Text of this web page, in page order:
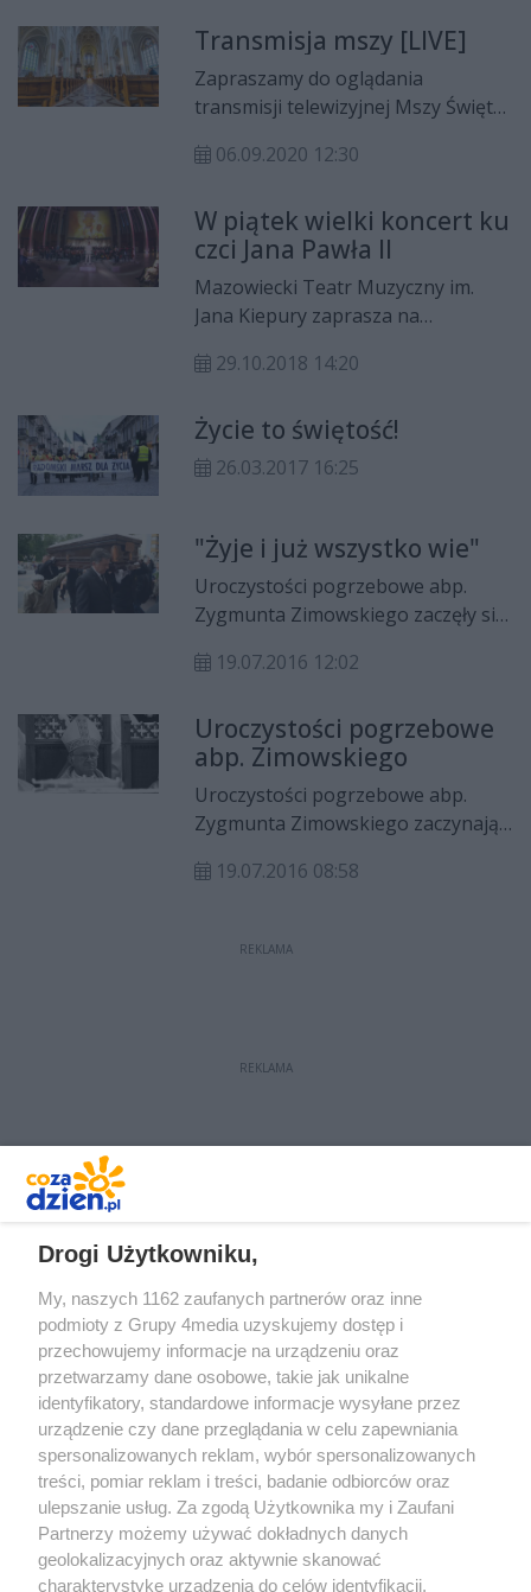
Transmisja mszy [LIVE]
Zapraszamy do oglądania
transmisji telewizyjnej Mszy Świętej
Maryi Panny w Radomiu. Początek
można oglądać w Telewizji Dami na
140 kanale w sieci kablowej Vectra
oraz w internecie na stronie
CoZaDzien.pl.
06.09.2020 12:30
W piątek wielki koncert ku
czci Jana Pawła II
Mazowiecki Teatr Muzyczny im.
Jana Kiepury zaprasza na
CałyM Twój”, skomponowanej
libretta Jerzego Binkowskiego.
Koncert odbędzie się w piątek, 2
Maryi Panny.
29.10.2018 14:20
Życie to świętość!
26.03.2017 16:25
"Żyje i już wszystko wie"
Uroczystości pogrzebowe abp.
Zygmunta Zimowskiego zaczęły się
mszą św. żałobną w radomskiej
19.07.2016 12:02
Uroczystości pogrzebowe
abp. Zimowskiego
Uroczystości pogrzebowe abp.
Zygmunta Zimowskiego zaczynają
katedrze. Pogrzeb jutro. Przed
19.07.2016 08:58
REKLAMA
REKLAMA
Redakcja Reklama Prywatność
Praca Łódź
the:protocol
Drogi Użytkowniku,
My, naszych 1162 zaufanych partnerów oraz inne
podmioty z Grupy 4media uzyskujemy dostęp i
przechowujemy informacje na urządzeniu oraz
przetwarzamy dane osobowe, takie jak unikalne
identyfikatory, standardowe informacje wysyłane przez
urządzenie czy dane przeglądania w celu zapewniania
spersonalizowanych reklam, wybór spersonalizowanych
treści, pomiar reklam i treści, badanie odbiorców oraz
ulepszanie usług. Za zgodą Użytkownika my i Zaufani
Partnerzy możemy używać dokładnych danych
geolokalizacyjnych oraz aktywnie skanować
charakterystykę urządzenia do celów identyfikacji.